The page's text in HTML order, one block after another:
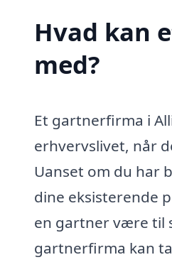
Hvad kan
med?
Et gartnerfirma i
erhvervslivet, når
Uanset om du har
dine eksisterende
en gartner være til
gartnerfirma kan